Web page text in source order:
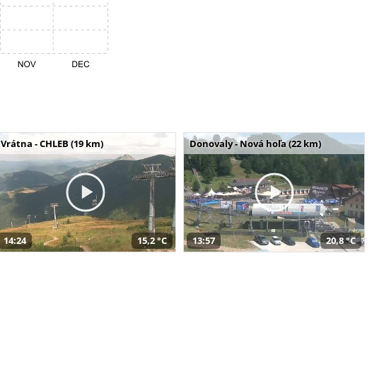
Vrátna - CHLEB (19 km)
14:24 15,2 °C
Donovaly - Nová hoľa (22 km)
13:57 20,8 °C